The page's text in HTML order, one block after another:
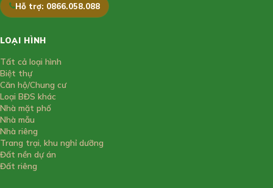
Hỗ trợ: 0866.058.088
LOẠI HÌNH
Tất cả loại hình
Biệt thự
Căn hộ/Chung cư
Loại BĐS khác
Nhà mặt phố
Nhà mẫu
Nhà riêng
Trang trại, khu nghỉ dưỡng
Đất nền dự án
Đất riêng